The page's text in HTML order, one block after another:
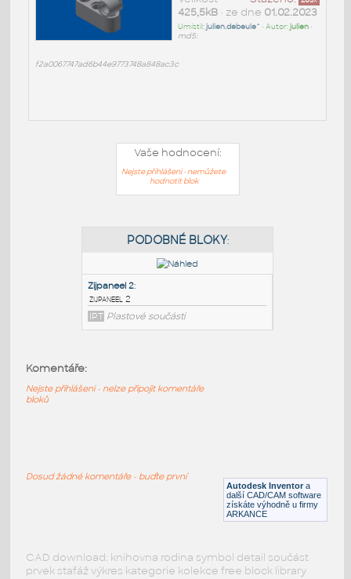
425,5kB• ze dne 01.02.2023
Umístil:julien.debeule^ • Autor:julien•
md5:
f2a0067747ad6b44e9773748a848ac3c
Vaše hodnocení:
Nejste přihlášeni - nemůžete
hodnotit blok
Autodesk Inventor a
další CAD/CAM software
získáte výhodně u firmy
ARKANCE
Komentáře:
Nejste přihlášeni - nelze připojit komentáře
bloků
Dosud žádné komentáře - buďte první
CAD download: knihovna rodina symbol detail součást
prvek stafáž výkres kategorie kolekce free block library